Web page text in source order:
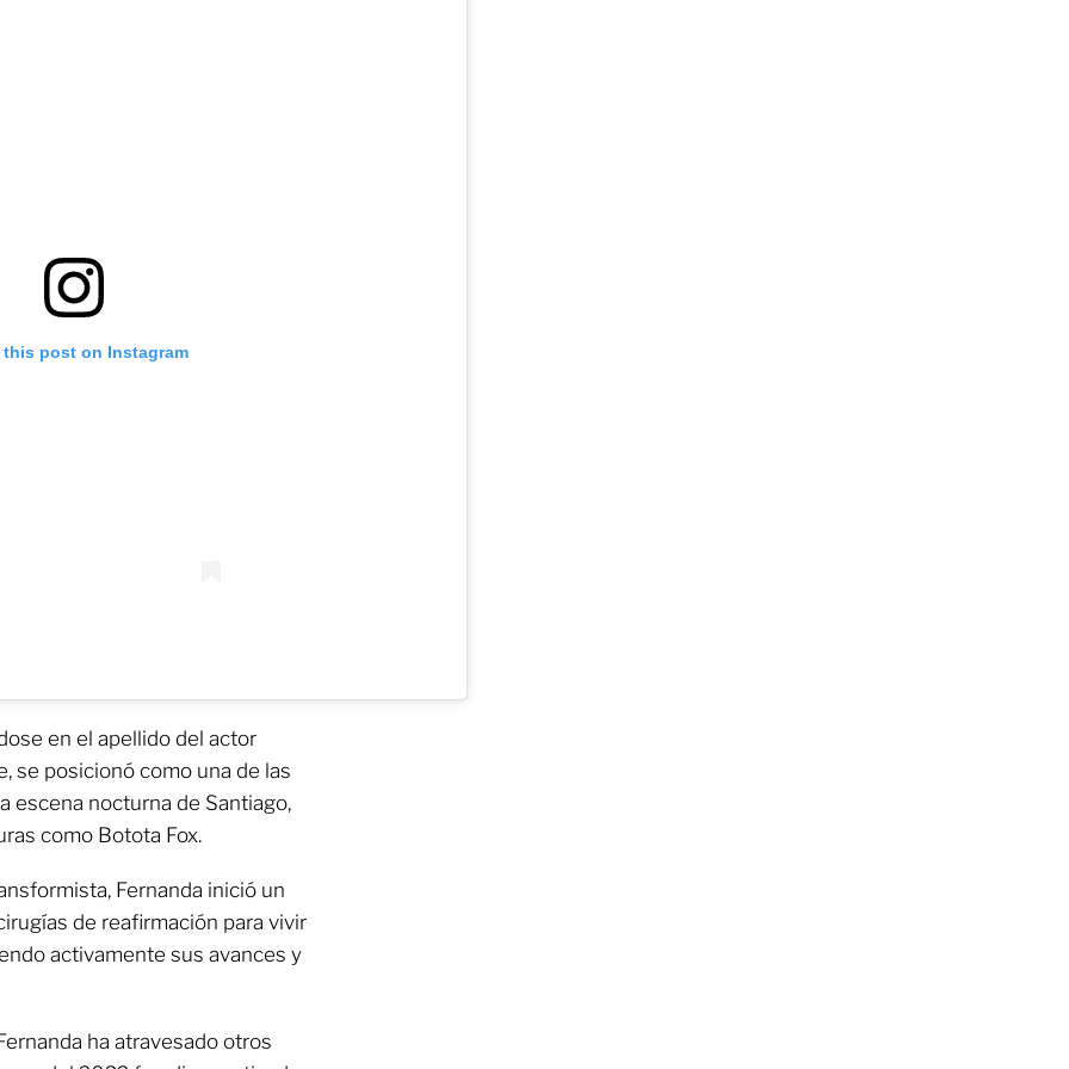
this post on Instagram
en el apellido del actor
se posicionó como una de las
escena nocturna de Santiago,
como Botota Fox.
Fernanda inició un
de reafirmación para vivir
activamente sus avances y
ha atravesado otros